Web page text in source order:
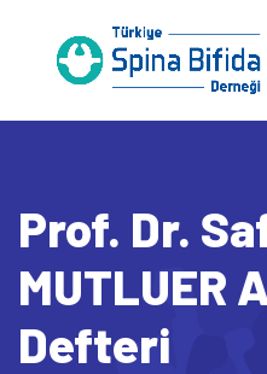
Prof. Dr.
MUTLUER
Defteri